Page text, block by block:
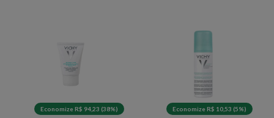
Economize R$ 94,23 (38%) Economize R$ 10,53 (5%)